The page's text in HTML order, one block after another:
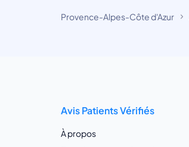
Provence-Alpes-Côte d'Azur
Avis Patients Vérifiés
À propos